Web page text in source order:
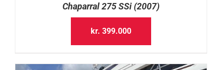
Chaparral 275 SSi (2007)
kr. 399.000